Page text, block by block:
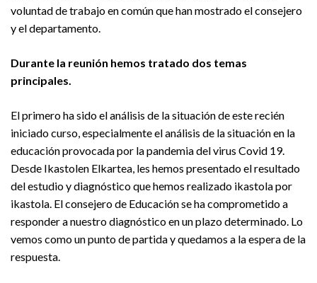
voluntad de trabajo en común que han mostrado el consejero
y el departamento.
Durante la reunión hemos tratado dos temas
principales.
El primero ha sido el análisis de la situación de este recién
iniciado curso, especialmente el análisis de la situación en la
educación provocada por la pandemia del virus Covid 19.
Desde Ikastolen Elkartea, les hemos presentado el resultado
del estudio y diagnóstico que hemos realizado ikastola por
ikastola. El consejero de Educación se ha comprometido a
responder a nuestro diagnóstico en un plazo determinado. Lo
vemos como un punto de partida y quedamos a la espera de la
respuesta.